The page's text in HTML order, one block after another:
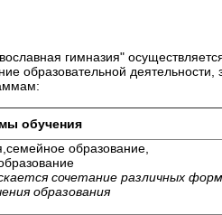
гимназия"
образовательной
обучения
образование,
сочетание различных форм
образования